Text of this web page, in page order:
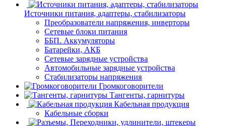
Источники питания, адаптеры, стабилизаторы
Преобразователи напряжения, инверторы
Сетевые блоки питания
ББП. Аккумуляторы
Батарейки, АКБ
Сетевые зарядные устройства
Автомобильные зарядные устройства
Стабилизаторы напряжения
Громкоговорители
Тангенты, гарнитуры
Кабельная продукция
Кабельные сборки